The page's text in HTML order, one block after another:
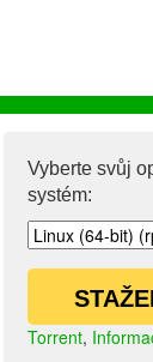
Vyberte svůj
systém:
Torrent,